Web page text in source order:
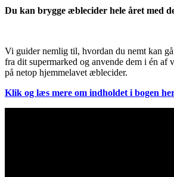
Du kan brygge æblecider hele året med
Vi guider nemlig til, hvordan du nemt kan
fra dit supermarked og anvende dem i én af
på netop hjemmelavet æblecider.
Klik og læs mere om indholdet i bogen